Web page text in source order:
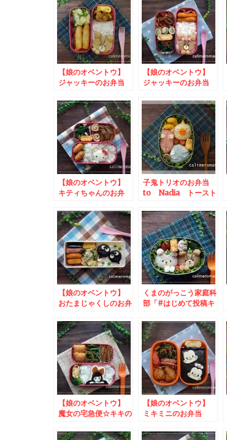
【娘のオベントウ】
ジャッキーのお弁当
ルあいち2024 SNS
投稿キャンペーン
【娘のオベントウ】
ジャッキーのお弁当
【娘のオベントウ】
キティちゃんのお弁
なめらかそそグルトキ
ャンペーン
子鬼トリオのお弁当
to Nadia トースト
菜料理を作ってみた！
投稿キャンペーン
【娘のオベントウ】
おたまじゃくしのお弁
ォトキャンペーン
2024
くまのがっこう家庭科
部「#はじめて投稿キ
キーのお弁当
【娘のオベントウ】
魔女の宅急便☆キキの
バレンタインキャンペ
【娘のオベントウ】
ミキミニのお弁当
新商品記念キャンペー